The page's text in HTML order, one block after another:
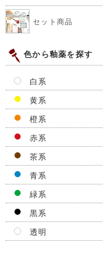
セット商品
色から釉薬を探す
白系
黄系
橙系
赤系
茶系
青系
緑系
黒系
透明